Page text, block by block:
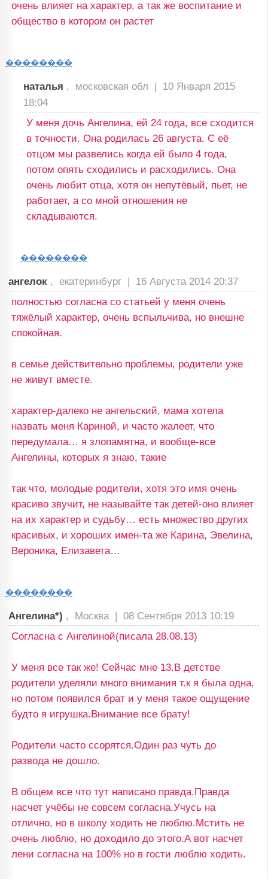
очень влияет на характер, а так же воспитание и
общество в котором он растет
��������
наталья , московская обл | 10 Января 2015
18:04
У меня дочь Ангелина, ей 24 года, все сходится
в точности. Она родилась 26 августа. С её
отцом мы развелись когда ей было 4 года,
потом опять сходились и расходились. Она
очень любит отца, хотя он непутёвый, пьет, не
работает, а со мной отношения не
складываются.
��������
ангелок , екатеринбург | 16 Августа 2014 20:37
полностью согласна со статьей у меня очень
тяжёлый характер, очень вспыльчива, но внешне
спокойная.
в семье действительно проблемы, родители уже
не живут вместе.
характер-далеко не ангельский, мама хотела
назвать меня Кариной, и часто жалеет, что
передумала… я злопамятна, и вообще-все
Ангелины, которых я знаю, такие
так что, молодые родители, хотя это имя очень
красиво звучит, не называйте так детей-оно влияет
на их характер и судьбу… есть множество других
красивых, и хороших имен-та же Карина, Эвелина,
Вероника, Елизавета…
��������
Ангелина*) , Москва | 08 Сентября 2013 10:19
Согласна с Ангелиной(писала 28.08.13)
У меня все так же! Сейчас мне 13.В детстве
родители уделяли много внимания т.к я была одна,
но потом появился брат и у меня такое ощущение
будто я игрушка.Внимание все брату!
Родители часто ссорятся.Один раз чуть до
развода не дошло.
В общем все что тут написано правда.Правда
насчет учёбы не совсем согласна.Учусь на
отлично, но в школу ходить не люблю.Мстить не
очень люблю, но доходило до этого.А вот насчет
лени согласна на 100% но в гости люблю ходить.